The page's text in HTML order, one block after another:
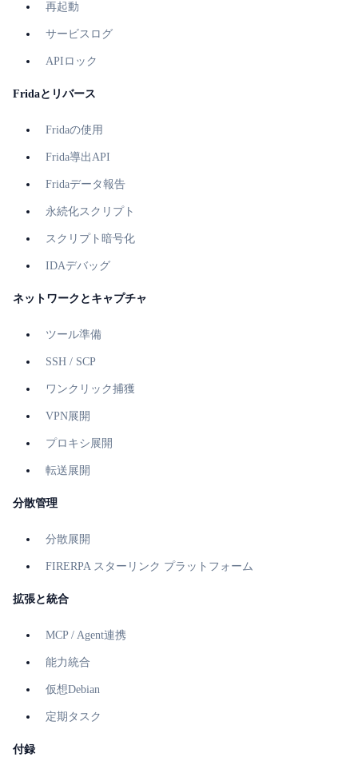
再起動
サービスログ
APIロック
Fridaとリバース
Fridaの使用
Frida導出API
Fridaデータ報告
永続化スクリプト
スクリプト暗号化
IDAデバッグ
ネットワークとキャプチャ
ツール準備
SSH / SCP
ワンクリック捕獲
VPN展開
プロキシ展開
転送展開
分散管理
分散展開
FIRERPA スターリンク プラットフォーム
拡張と統合
MCP / Agent連携
能力統合
仮想Debian
定期タスク
付録